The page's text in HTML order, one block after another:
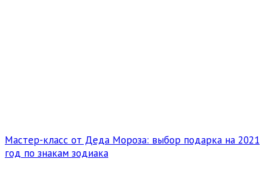
Мастер-класс от Деда Мороза: выбор подарка на 2021
год по знакам зодиака